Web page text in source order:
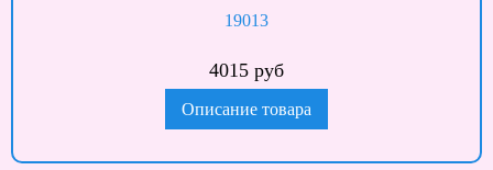
19013
4015 руб
Описание товара